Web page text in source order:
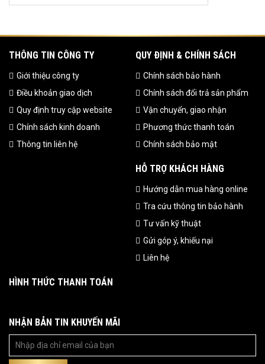
THÔNG TIN CÔNG TY
Giới thiệu công ty
Điều khoản giao dịch
Quy định truy cập website
Chính sách kinh doanh
Thông tin liên hệ
QUY ĐỊNH & CHÍNH SÁCH
Chính sách bảo hành
Chính sách đổi trả sản phẩm
Vận chuyển, giao nhận
Phương thức thanh toán
Chính sách bảo mật
HỖ TRỢ KHÁCH HÀNG
Hướng dẫn mua hàng online
Tra cứu thông tin bảo hành
Tư vấn kỹ thuật
Gửi góp ý, khiếu nại
Liên hệ
HÌNH THỨC THANH TOÁN
NHẬN BẢN TIN KHUYẾN MÃI